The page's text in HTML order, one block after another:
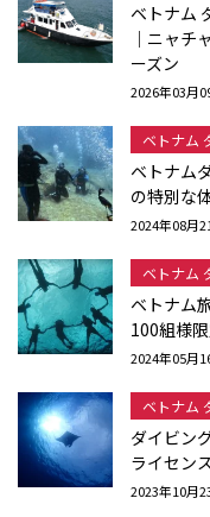
ベトナム
｜ニャチ
ーズン
2026年03月
ベトナム
ベトナム
の特別な
2024年08月
ベトナム
ベトナム
100組様限
2024年05月
ベトナム
ダイビン
ライセン
2023年10月